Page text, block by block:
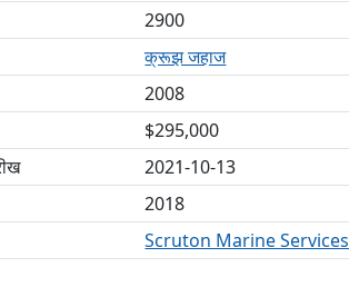
2900
क्रूझ जहाज
2008
$295,000
2021-10-13
2018
Scruton Marine Services